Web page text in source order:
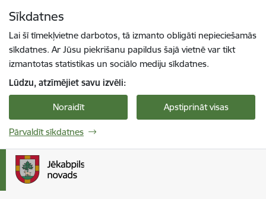
Sīkdatnes
Lai šī tīmekļvietne darbotos, tā izmanto obligāti nepieciešamās
sīkdatnes. Ar Jūsu piekrišanu papildus šajā vietnē var tikt
izmantotas statistikas un sociālo mediju sīkdatnes.
Lūdzu, atzīmējiet savu izvēli:
Noraidīt Apstiprināt visas
Pārvaldīt sīkdatnes